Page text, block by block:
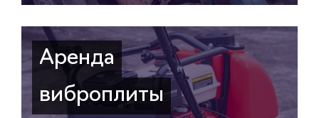
Аренда
виброплиты